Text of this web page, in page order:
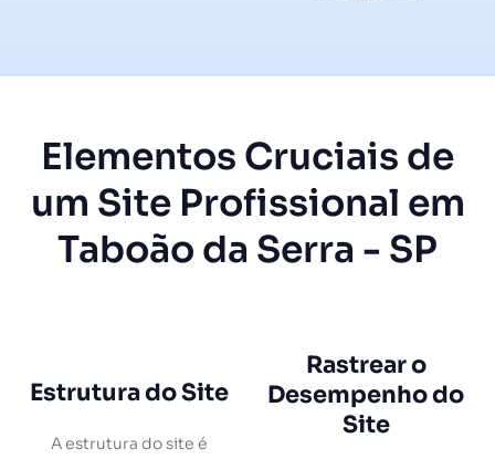
Elementos Cruciais de
um Site Profissional em
Taboão da Serra - SP
Estrutura do Site
A estrutura do site é
Rastrear o
Desempenho do
Site